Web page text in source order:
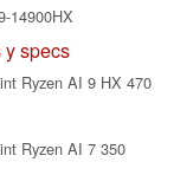
14900HX
y specs
Ryzen AI 9 HX 470
Ryzen AI 7 350